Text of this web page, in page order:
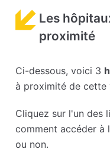
Les
proximité
Ci-dessous, voici 3
à proximité de cette
Cliquez sur l'un des
comment accéder à
ou non.